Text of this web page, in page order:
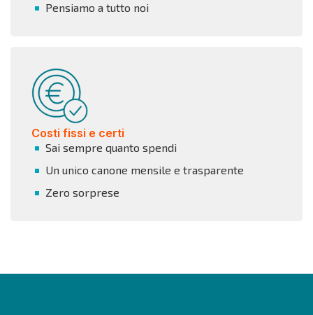
Pensiamo a tutto noi
Costi fissi e certi
Sai sempre quanto spendi
Un unico canone mensile e trasparente
Zero sorprese